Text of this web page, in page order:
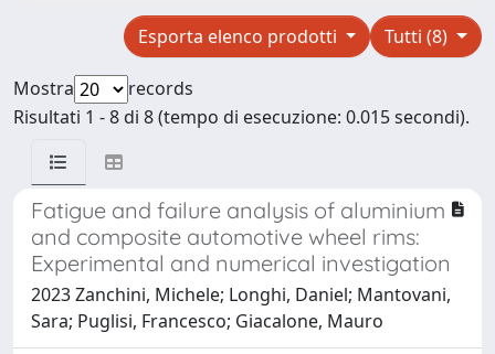
Tutti (8)
Esporta elenco prodotti
Mostra
records
Risultati 1 - 8 di 8 (tempo di esecuzione: 0.015 secondi).
Fatigue and failure analysis of aluminium
and composite automotive wheel rims:
Experimental and numerical investigation
2023 Zanchini, Michele; Longhi, Daniel; Mantovani,
Sara; Puglisi, Francesco; Giacalone, Mauro